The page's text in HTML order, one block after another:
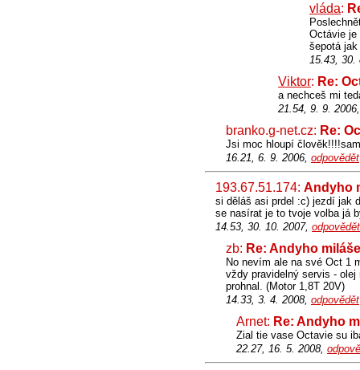
vláda:
Octávie je
šepotá
15.43,
Viktor: Re:
a nechceš mi
21.54, 9. 9.
branko.g-net.cz: Re:
Jsi moc hloupí
16.21, 6. 9. 2006, odpovědět
193.67.51.174: Andyho
si děláš asi prdel :c) jezdí jak
se nasírat je to tvoje volba já
14.53, 30. 10. 2007, odpovědět
zb: Re: Andyho
No nevím ale na své Oct 1
vždy pravidelný servis -
prohnal. (Motor 1,8T 20V)
14.33, 3. 4. 2008, odpovědět
Arnet: Re: Andyho
Zial tie vase Octavie su
22.27, 16. 5. 2008,